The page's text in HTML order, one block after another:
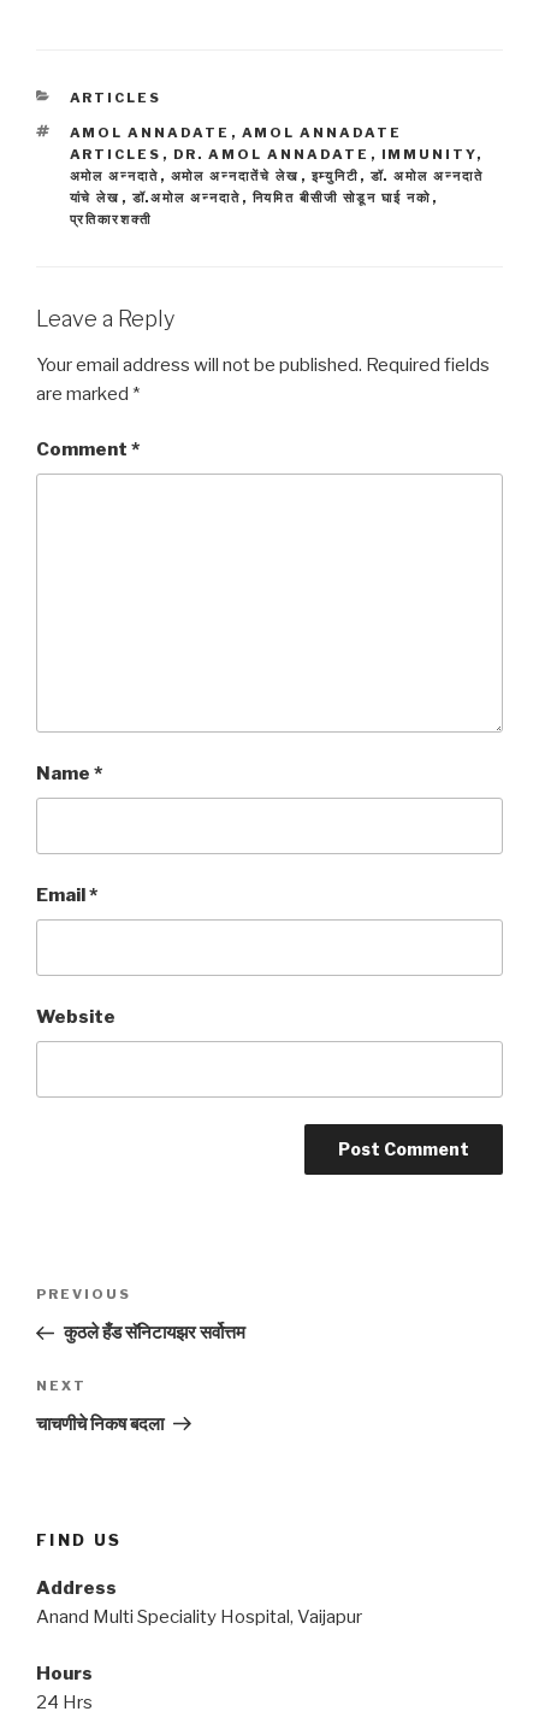
CATEGORIES
ARTICLES
TAGS
AMOL ANNADATE , AMOL ANNADATE
ARTICLES , DR. AMOL ANNADATE , IMMUNITY,
अमोल अन्नदाते , अमोल अन्नदातेंचे लेख , इम्युनिटी , डॉ. अमोल अन्नदाते
यांचे लेख , डॉ.अमोल अन्नदाते , नियमित बीसीजी सोडून घाई नको ,
प्रतिकारशक्ती
Leave a Reply
Your email address will not be published. Required fields
are marked *
Comment *
Name *
Email*
Website
navigation
Previous
Post
PREVIOUS
कुठले हँड सॅनिटायझर सर्वोत्तम
Next
Post
NEXT
चाचणीचे निकष बदला
FIND US
Address
Anand Multi Speciality Hospital, Vaijapur
Hours
24 Hrs